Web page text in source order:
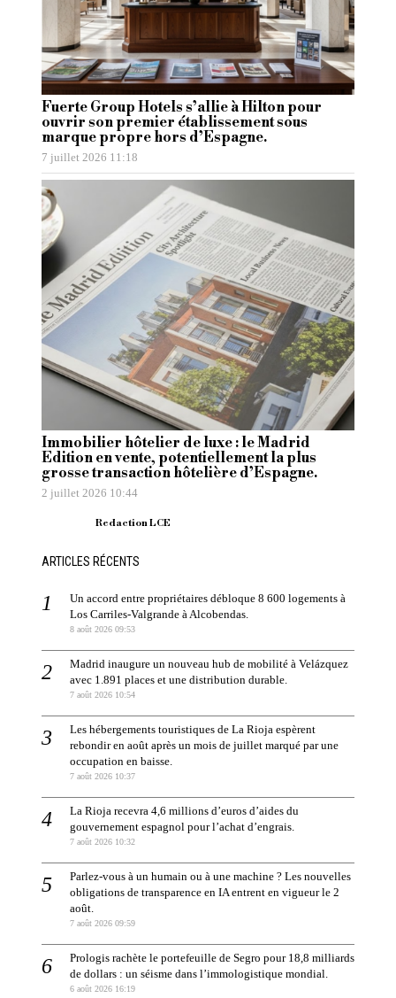
Fuerte Group Hotels s’allie à Hilton pour
ouvrir son premier établissement sous
marque propre hors d’Espagne.
7 juillet 2026 11:18
Immobilier hôtelier de luxe : le Madrid
Edition en vente, potentiellement la plus
grosse transaction hôtelière d’Espagne.
2 juillet 2026 10:44
Redaction LCE
ARTICLES RÉCENTS
Un accord entre propriétaires débloque 8 600 logements à
Los Carriles-Valgrande à Alcobendas.
8 août 2026 09:53
Madrid inaugure un nouveau hub de mobilité à Velázquez
avec 1.891 places et une distribution durable.
7 août 2026 10:54
Les hébergements touristiques de La Rioja espèrent
rebondir en août après un mois de juillet marqué par une
occupation en baisse.
7 août 2026 10:37
La Rioja recevra 4,6 millions d’euros d’aides du
gouvernement espagnol pour l’achat d’engrais.
7 août 2026 10:32
Parlez-vous à un humain ou à une machine ? Les nouvelles
obligations de transparence en IA entrent en vigueur le 2
août.
7 août 2026 09:59
Prologis rachète le portefeuille de Segro pour 18,8 milliards
de dollars : un séisme dans l’immologistique mondial.
6 août 2026 16:19